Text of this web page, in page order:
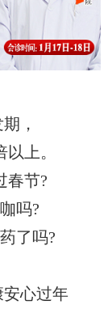
，
上。
春节?
吗?
了吗?
心过年